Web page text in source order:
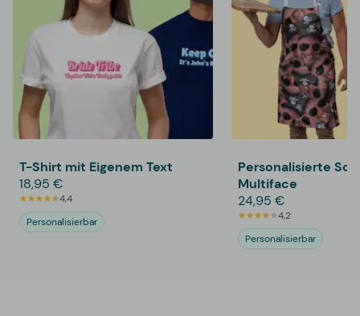
T-Shirt mit Eigenem Text
18,95 €
4,4
Personalisierbar
Personalisierte
Multiface
24,95 €
4,2
Personalisierbar